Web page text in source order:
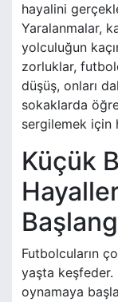
hayalini
Yaralanmalar,
yolculuğun
zorluklar,
düşüş, onları
sokaklarda
sergilemek için
Küçük
Futbolcuların
yaşta
oynamaya